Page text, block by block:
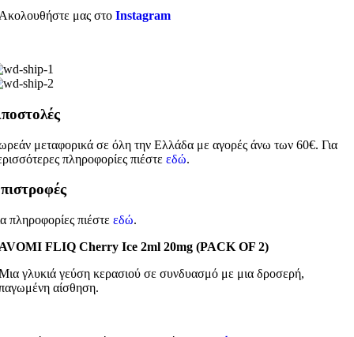
μας στο Instagram
μεταφορικά σε όλη την Ελλάδα με αγορές άνω των 60€. Για
πληροφορίες πιέστε εδώ.
πληροφορίες πιέστε εδώ.
FLIQ Cherry Ice 2ml 20mg (PACK OF 2)
γλυκιά γεύση κερασιού σε συνδυασμό με μια δροσερή,
αίσθηση.